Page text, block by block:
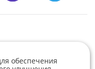
обеспечения